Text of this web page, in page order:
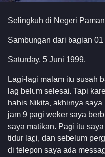
Selingkuh di Negeri
Sambungan dari bagian 01
Saturday, 5 Juni 1999.
Lagi-lagi malam itu susah
lag belum selesai. Tapi
habis Nikita, akhirnya
jam 9 pagi weker saya
saya matikan. Pagi itu
tidur lagi, dan sebelum
di telepon saya ada